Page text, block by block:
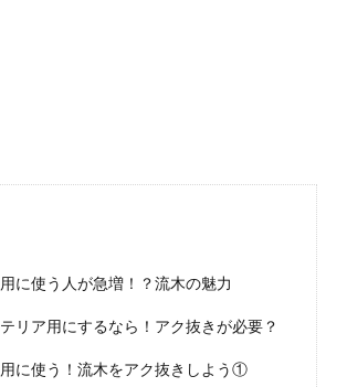
窓の交換はDIYで出来る！
家の中での窓の役割は大きく、冷暖房のポイン
トも窓です。窓の断熱効果が高ければ、効率よ
く部屋を...
に使う人が急増！？流木の魅力
リア用にするなら！アク抜きが必要？
に使う！流木をアク抜きしよう①